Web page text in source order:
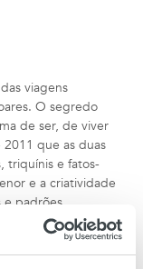
viagens
O segredo
de ser, de viver
que as duas
triquínis e fatos-
e a criatividade
padrões.
de qualidade e a
De coleção em
com a aventura